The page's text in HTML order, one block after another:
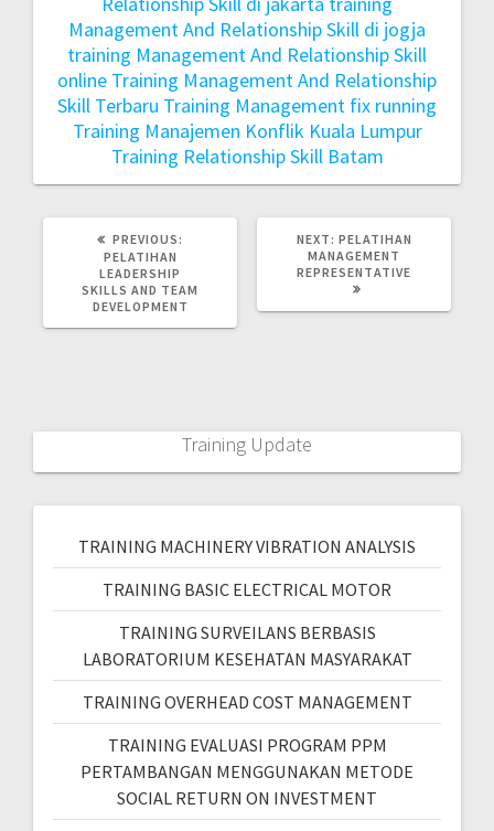
Management And Relationship Skill di jogja
training Management And Relationship Skill
online Training Management And Relationship
Skill Terbaru Training Management fix running
Training Manajemen Konflik Kuala Lumpur
Training Relationship Skill Batam
PREVIOUS:
PELATIHAN
LEADERSHIP
SKILLS AND TEAM
DEVELOPMENT
NEXT: PELATIHAN
MANAGEMENT
REPRESENTATIVE
Training Update
TRAINING MACHINERY VIBRATION ANALYSIS
TRAINING BASIC ELECTRICAL MOTOR
TRAINING SURVEILANS BERBASIS
LABORATORIUM KESEHATAN MASYARAKAT
TRAINING OVERHEAD COST MANAGEMENT
TRAINING EVALUASI PROGRAM PPM
PERTAMBANGAN MENGGUNAKAN METODE
SOCIAL RETURN ON INVESTMENT